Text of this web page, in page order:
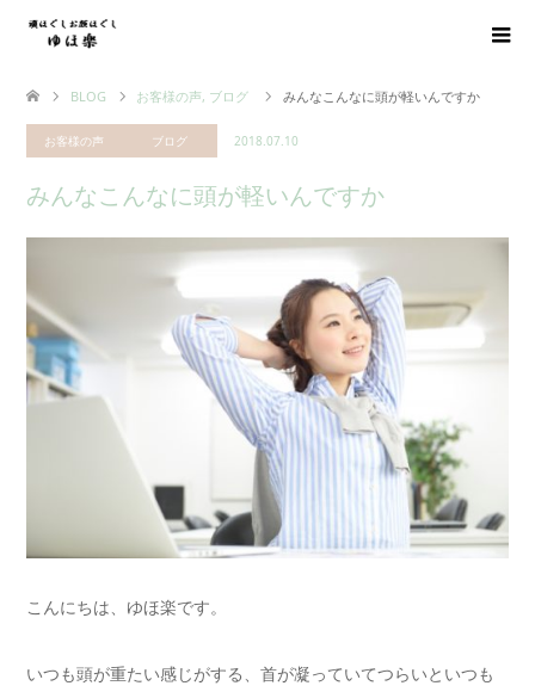
BLOG お客様の声, ブログ みんなこんなに頭が軽いんですか
お客様の声 ブログ 2018.07.10
みんなこんなに頭が軽いんですか
こんにちは、ゆほ楽です。
いつも頭が重たい感じがする、首が凝っていてつらいといつも